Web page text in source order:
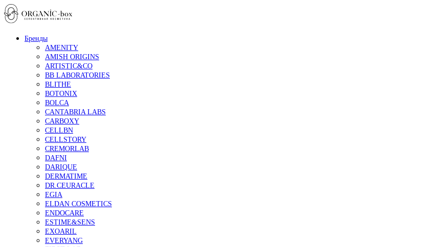
Бренды
AMENITY
AMISH ORIGINS
ARTISTIC&CO
BB LABORATORIES
BLITHE
BOTONIX
BOLCA
CANTABRIA LABS
CARBOXY
CELLBN
CELLSTORY
CREMORLAB
DAFNI
DARIQUE
DERMATIME
DR.CEURACLE
EGIA
ELDAN COSMETICS
ENDOCARE
ESTIME&SENS
EXOARIL
EVERYANG